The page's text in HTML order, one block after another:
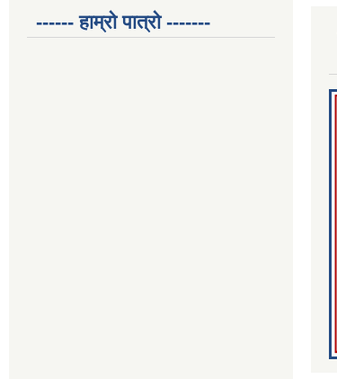
------ हाम्रो पात्रो -------